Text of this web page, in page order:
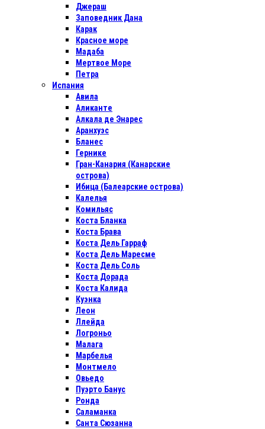
Джераш
Заповедник Дана
Карак
Красное море
Мадаба
Мертвое Море
Петра
Испания
Авила
Аликанте
Алкала де Энарес
Аранхуэс
Бланес
Гернике
Гран-Канария (Канарские
острова)
Ибица (Балеарские острова)
Калелья
Комильяс
Коста Бланка
Коста Брава
Коста Дель Гарраф
Коста Дель Маресме
Коста Дель Соль
Коста Дорада
Коста Калида
Куэнка
Леон
Ллейда
Логроньо
Малага
Марбелья
Монтмело
Овьедо
Пуэрто Банус
Ронда
Саламанка
Санта Сюзанна